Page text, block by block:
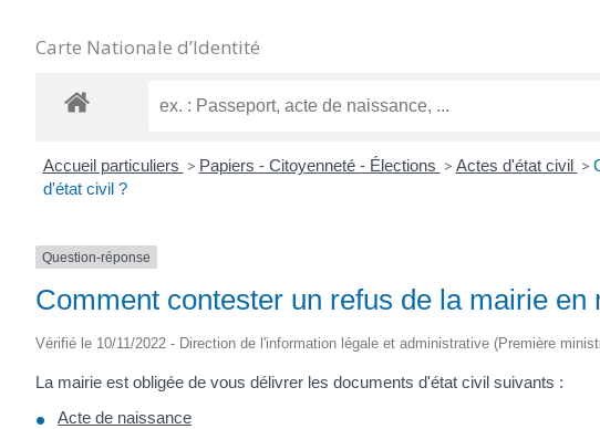
Carte Nationale d’Identité
Accueil particuliers > Papiers - Citoyenneté - Élections > Actes d'état civil >
d'état civil ?
Question-réponse
Comment contester un refus de la mairie en
Vérifié le 10/11/2022 - Direction de l'information légale et administrative (Première
La mairie est obligée de vous délivrer les documents d'état civil suivants :
Acte de naissance